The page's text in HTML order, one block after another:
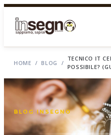
HOME / BLOG /
TECNICO IT
POSSIBILE?
BLOG INSEGNO